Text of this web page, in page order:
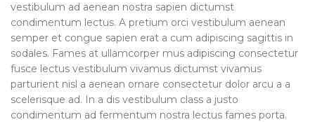
vestibulum ad aenean nostra sapien dictumst
condimentum lectus. A pretium orci vestibulum aenean
semper et congue sapien erat a cum adipiscing sagittis in
sodales. Fames at ullamcorper mus adipiscing consectetur
fusce lectus vestibulum vivamus dictumst vivamus
parturient nisl a aenean ornare consectetur dolor arcu a a
scelerisque ad. In a dis vestibulum class a justo
condimentum ad fermentum nostra lectus fames porta.